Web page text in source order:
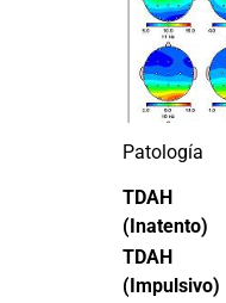
Patología
TDAH
(Inatento)
TDAH
(Impulsivo)